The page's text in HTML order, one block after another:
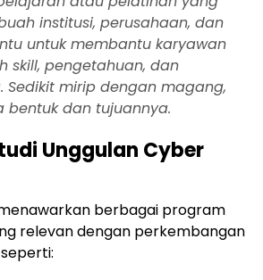
institusi, perusahaan, dan
untuk membantu karyawan
skill, pengetahuan, dan
Sedikit mirip dengan magang,
bentuk dan tujuannya.
Unggulan Cyber
berbagai program
relevan dengan perkembangan